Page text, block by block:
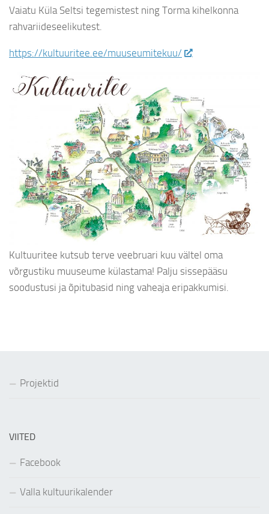
Vaiatu Küla Seltsi tegemistest ning Torma kihelkonna
rahvariideseelikutest.
https://kultuuritee.ee/muuseumitekuu/
Kultuuritee kutsub terve veebruari kuu vältel oma
võrgustiku muuseume külastama! Palju sissepääsu
soodustusi ja õpitubasid ning vaheaja eripakkumisi.
Projektid
VIITED
Facebook
Valla kultuurikalender